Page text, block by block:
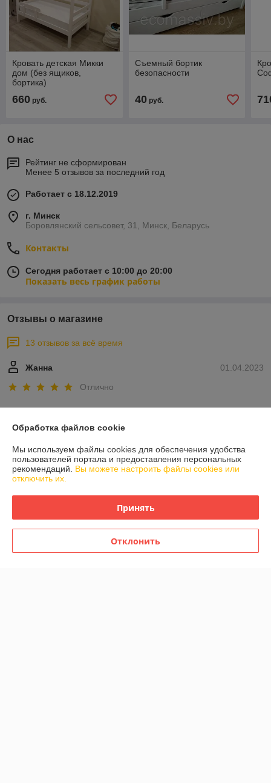
Кровать детская Микки
дом (без ящиков,
бортика)
660 руб.
Съемный бортик
безопасности
40руб.
О нас
Рейтинг не сформирован
Менее 5 отзывов за последний год
Работает с 18.12.2019
г. Минск
Боровлянский сельсовет, 31, Минск, Беларусь
Контакты
Сегодня работает с 10:00 до 20:00
Показать весь график работы
Отзывы о магазине
13 отзывов за всё время
01.04.2023
Жанна
Отлично
Заказыввли кровать Микки для своей дочки в размере 160*80см она
шикарная, огромное спасибо за оперативность!
30.03.2023
Алеся
Отлично
Шикарная белоснежная кроватка. Легкая и понятная сборка, муж
справился за 10 минут. В интерьере смотрится супер. Ребеноку
очень понравилась.
Показать все отзывы
Обработка файлов cookie
Мы используем файлы cookies для обеспечения удобства
пользователей портала и предоставления персональных
рекомендаций. Вы можете настроить файлы cookies или
отключить их.
Принять
Отклонить